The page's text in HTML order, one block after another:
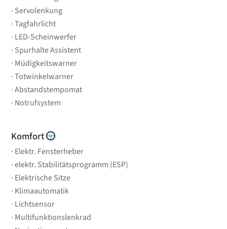
Servolenkung
Tagfahrlicht
LED-Scheinwerfer
Spurhalte Assistent
Müdigkeitswarner
Totwinkelwarner
Abstandstempomat
Notrufsystem
Komfort
Elektr. Fensterheber
elektr. Stabilitätsprogramm (ESP)
Elektrische Sitze
Klimaautomatik
Lichtsensor
Multifunktionslenkrad